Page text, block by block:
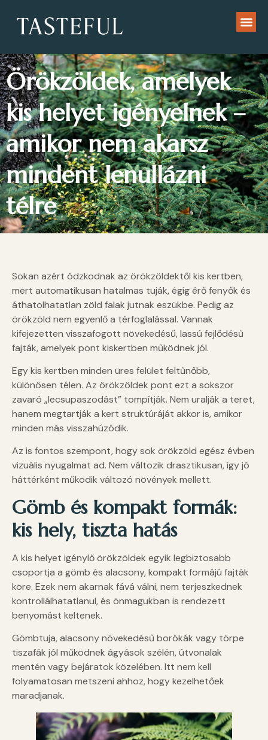
Örökzöldek, amelyek
kis helyet igényelnek –
amikor nem akarsz
mindent lenullázni
télre
Sokan azért ódzkodnak az örökzöldektől kis kertben,
mert automatikusan hatalmas tuják, égig érő fenyők és
áthatolhatatlan zöld falak jutnak eszükbe. Pedig az
örökzöld nem egyenlő a térfoglalással. Vannak
kifejezetten visszafogott növekedésű, lassú fejlődésű
fajták, amelyek pont kiskertben működnek jól.
Egy kis kertben minden üres felület feltűnőbb,
különösen télen. Az örökzöldek pont ezt a sokszor
zavaró „lecsupaszodást” tompítják. Nem uralják a teret,
hanem megtartják a kert struktúráját akkor is, amikor
minden más visszahúzódik.
Az is fontos szempont, hogy sok örökzöld egész évben
vizuális nyugalmat ad. Nem változik drasztikusan, így jó
háttérként működik változó növények mellett.
Gömb és kompakt formák:
kis hely, tiszta hatás
A kis helyet igénylő örökzöldek egyik legbiztosabb
csoportja a gömb és alacsony, kompakt formájú fajták
köre. Ezek nem akarnak fává válni, nem terjeszkednek
kontrollálhatatlanul, és önmagukban is rendezett
benyomást keltenek.
Gömbtuja, alacsony növekedésű borókák vagy törpe
tiszafák jól működnek ágyások szélén, útvonalak
mentén vagy bejáratok közelében. Itt nem kell
folyamatosan metszeni ahhoz, hogy kezelhetőek
maradjanak.